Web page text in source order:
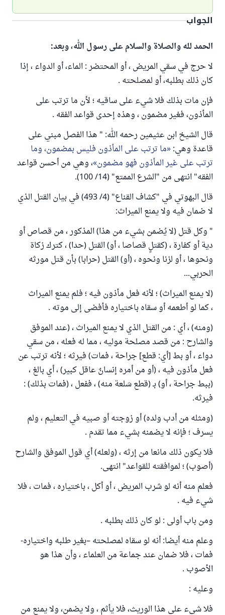
الجواب
الحمد لله والصلاة والسلام على رسول الله، وبعد:
لا حرج في سقي المريض ، أو المحتضر : الماء، أو الدواء ، إذا
كان ذلك بطلبه، أو لمصلحته .
فإن مات بذلك فلا شيء على ساقيه ؛ لأن ما ترتب على
المأذون، فغير مضمون ، وهذه إحدى قواعد الفقه .
قال الشيخ ابن عثيمين رحمه الله: " هذا الفصل مبني على
قاعدة وهي: ما ترتب على المأذون فليس بمضمون، وما
ترتب على غير المأذون فهو مضمون ، وهي من أحسن قواعد
الفقه" انتهى من "الشرع الممتع" (14/ 100).
قال البهوتي في "كشاف القناع" (4/ 493) في بيان القتل الذي
لا ضمان فيه ولا يمنع الميراث:
" وكل قتل (لا يُضمن بشيء من هذا) المذكور ، من قصاص أو
دية أو كفارة ، (كقتلٍ قصاصا ، أو) القتل (حدا) ، كترك زكاة
ونحوها ، أو لزنا ونحوه ، (أو) القتل (حرابا) بأن قتل مورثه
الحربي...
(لا يمنع الميراث) ؛ لأنه فعل مأذون فيه ؛ فلم يمنع الميراث
، كما لو أطعمه أو سقاه باختياره فأفضى إلى موته .
(ومنه) ، أي : من القتل الذي لا يمنع الميراث ، (عند الموفق
والشارح : من قصد مصلحة موليه ، مما له فعله ، من سقي
دواء ، أو بط [أي: قطع] جراحة ، فمات) فيرثه ؛ لأنه ترتب عن
فعل مأذون فيه ، (أو من أمره إنسانٌ عاقل كبير) ، أي بالغ ،
(ببط جراحة ، أو) بـ (قطع سَلعة منه) ، ففعل ، (فمات بذلك) :
فيرثه.
(ومثله من أدب ولده) أو زوجته أو صبيه في التعليم ، ولم
يسرف ؛ فإنه لا يضمنه بشيء مما تقدم .
فلا يكون ذلك مانعا من إرثه ، (ولعله) أي قول الموفق والشارح
(أصوب) ؛ لموافقته للقواعد" انتهى.
فعلم منه أنه لو شرب المريض ، أو أكل ، باختياره ، فمات ، فلا
شيء فيه .
ومن باب أولى : لو كان ذلك بطلبه .
وعلم منه أيضا: أنه لو سقاه لمصلحته –بغير طلبه واختياره-
فمات ، فلا ضمان عند جماعة من العلماء ، وأن هذا هو
الأصوب .
وعليه :
فلا شيء على هذا الوريث، فلا يأثم ، ولا يضمن، ولا يمنع من